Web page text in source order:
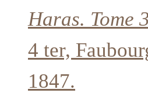
Haras. Tome
4 ter,
1847.